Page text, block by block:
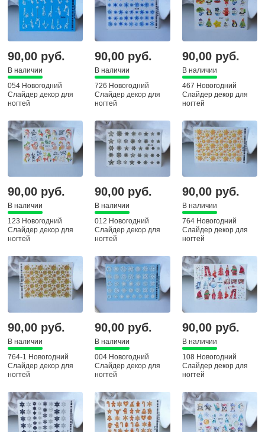
90,00 руб.
В наличии
054 Новогодний
Слайдер декор для
ногтей
90,00 руб.
В наличии
726 Новогодний
Слайдер декор для
ногтей
90,00 руб.
В наличии
467 Новогодний
Слайдер декор для
ногтей
90,00 руб.
В наличии
123 Новогодний
Слайдер декор для
ногтей
90,00 руб.
В наличии
012 Новогодний
Слайдер декор для
ногтей
90,00 руб.
В наличии
764 Новогодний
Слайдер декор для
ногтей
90,00 руб.
В наличии
764-1 Новогодний
Слайдер декор для
ногтей
90,00 руб.
В наличии
004 Новогодний
Слайдер декор для
ногтей
90,00 руб.
В наличии
108 Новогодний
Слайдер декор для
ногтей